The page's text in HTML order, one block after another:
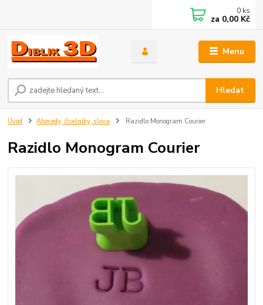
Menu
Hledat
0 ks
za 0,00 Kč
Úvod Abecedy, číselníky, slova Razidlo Monogram Courier
Razidlo Monogram Courier